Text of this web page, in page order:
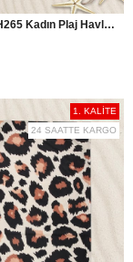
Lollipop SPH265 Kadın Plaj Havlusu, 1. Kalite Havuz Havlusu
1. KALİTE
24 SAATTE KARGO